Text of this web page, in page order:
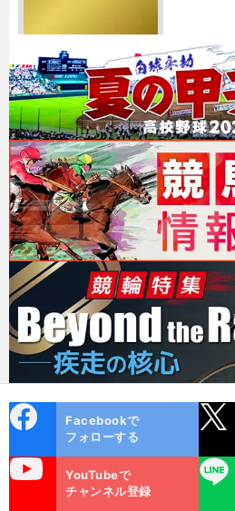
ok
Facebookで
フォローする
YouTubeで
チャンネル登録
LINE